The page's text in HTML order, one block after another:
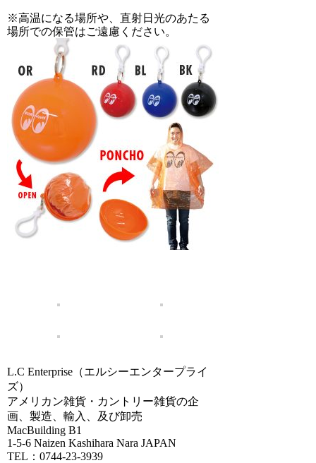
※高温になる場所や、直射日光のあたる
場所での保管はご遠慮ください。
L.C Enterprise（エルシーエンタープライ
ズ）
アメリカン雑貨・カントリー雑貨の企
画、製造、輸入、及び卸売
MacBuilding B1
1-5-6 Naizen Kashihara Nara JAPAN
TEL：0744-23-3939